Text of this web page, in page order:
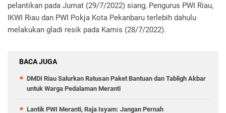
pelantikan pada Jumat (29/7/2022) siang, Pengurus PWI Riau,
IKWI Riau dan PWI Pokja Kota Pekanbaru terlebih dahulu
melakukan gladi resik pada Kamis (28/7/2022).
BACA JUGA
DMDI Riau Salurkan Ratusan Paket Bantuan dan Tabligh Akbar
untuk Warga Pedalaman Meranti
Lantik PWI Meranti, Raja Isyam: Jangan Pernah